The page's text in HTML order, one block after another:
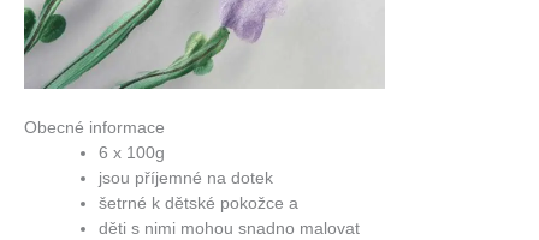
Obecné informace
6 x 100g
jsou příjemné na dotek
šetrné k dětské pokožce a
děti s nimi mohou snadno malovat